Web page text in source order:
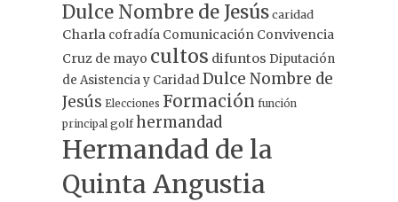
Dulce Nombre de Jesús caridad
Charla cofradía Comunicación Convivencia
Cruz de mayo cultos difuntos Diputación
de Asistencia y CaridadDulce Nombre de
Jesús Elecciones Formación función
principal golf hermandad
Hermandad de la
Quinta Angustia